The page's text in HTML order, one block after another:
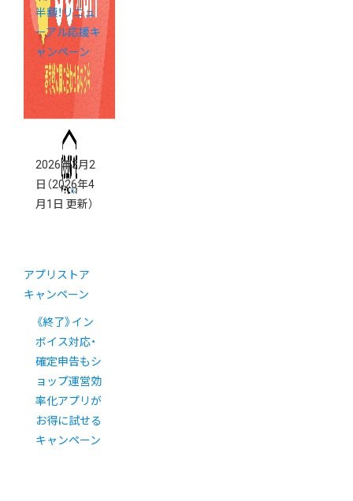
半額！リニュ
ーアル応援キ
ャンペーン
2026年3月2
日 （2026年4
月1日 更新）
アプリストア
キャンペーン
《終了》イン
ボイス対応・
確定申告もシ
ョップ運営効
率化アプリが
お得に試せる
キャンペーン